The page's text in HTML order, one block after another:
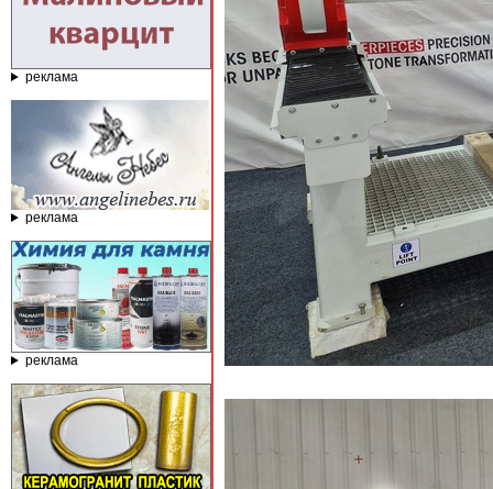
реклама
реклама
реклама